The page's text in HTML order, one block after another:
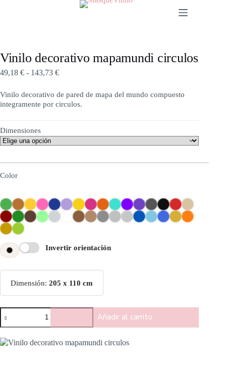
Vinilo decorativo mapamundi circulos
49,18 € - 143,73 €
Vinilo decorativo de pared de mapa del mundo compuesto
integramente por circulos.
Dimensiones
Color
Invertir orientación
Dimensión: 205 x 110 cm
Añadir al carrito